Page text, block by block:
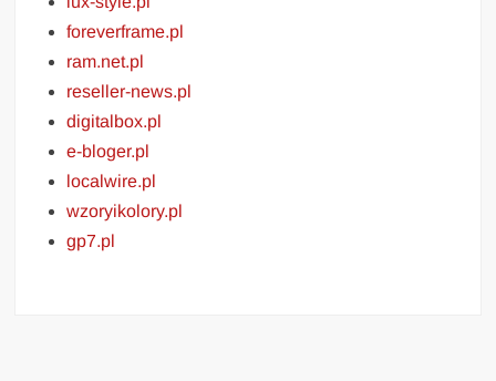
foreverframe.pl
ram.net.pl
reseller-news.pl
digitalbox.pl
e-bloger.pl
localwire.pl
wzoryikolory.pl
gp7.pl